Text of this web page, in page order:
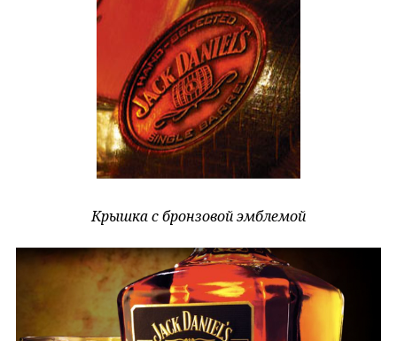
Крышка с бронзовой эмблемой